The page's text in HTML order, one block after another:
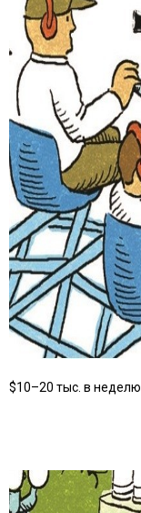
$10–20 тыс. в неделю.